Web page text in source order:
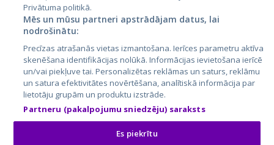
City24.lv
City24.ee
GetaPro.lv
GetaPro.ee
Skelbiu.lt
Autoplius.lt
Aruodas.lt
Kainos.lt
Paslaugos.lt
auto24.ee
KV.ee
Osta.ee
KuldneBörs.ee
Privātuma politikā.
Mēs un mūsu partneri apstrādājam datus, lai
nodrošinātu:
Precīzas atrašanās vietas izmantošana. Ierīces parametru aktīva
skenēšana identifikācijas nolūkā. Informācijas ievietošana ierīcē
un/vai piekļuve tai. Personalizētas reklāmas un saturs, reklāmu
un satura efektivitātes novērtēšana, analītiskā informācija par
lietotāju grupām un produktu izstrāde.
Partneru (pakalpojumu sniedzēju) saraksts
Es piekrītu